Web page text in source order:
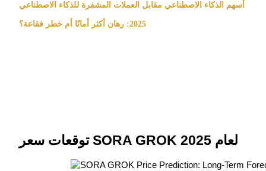
أسهم الذكاء الاصطناعي مقابل العملات المشفرة للذكاء الاصطناعي
2025: رهان أكثر أمانًا أم خطر فقاعة؟
توقعات سعر SORA GROK لعام 2025